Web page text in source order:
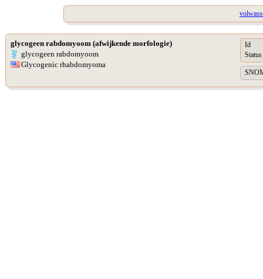
glycogeen rabdomyoom (afwijkende morfologie)
glycogeen rabdomyoom
Glycogenic rhabdomyoma
Id
Status